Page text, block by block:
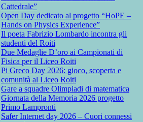
Cattedrale”
Open Day dedicato al progetto “HoPE –
Hands on Physics Experience”
Il poeta Fabrizio Lombardo incontra gli
studenti del Roiti
Due Medaglie D’oro ai Campionati di
Fisica per il Liceo Roiti
Pi Greco Day 2026: gioco, scoperta e
comunità al Liceo Roiti
Gare a squadre Olimpiadi di matematica
Giornata della Memoria 2026 progetto
Primo Lampronti
Safer Internet day 2026 – Cuori connessi